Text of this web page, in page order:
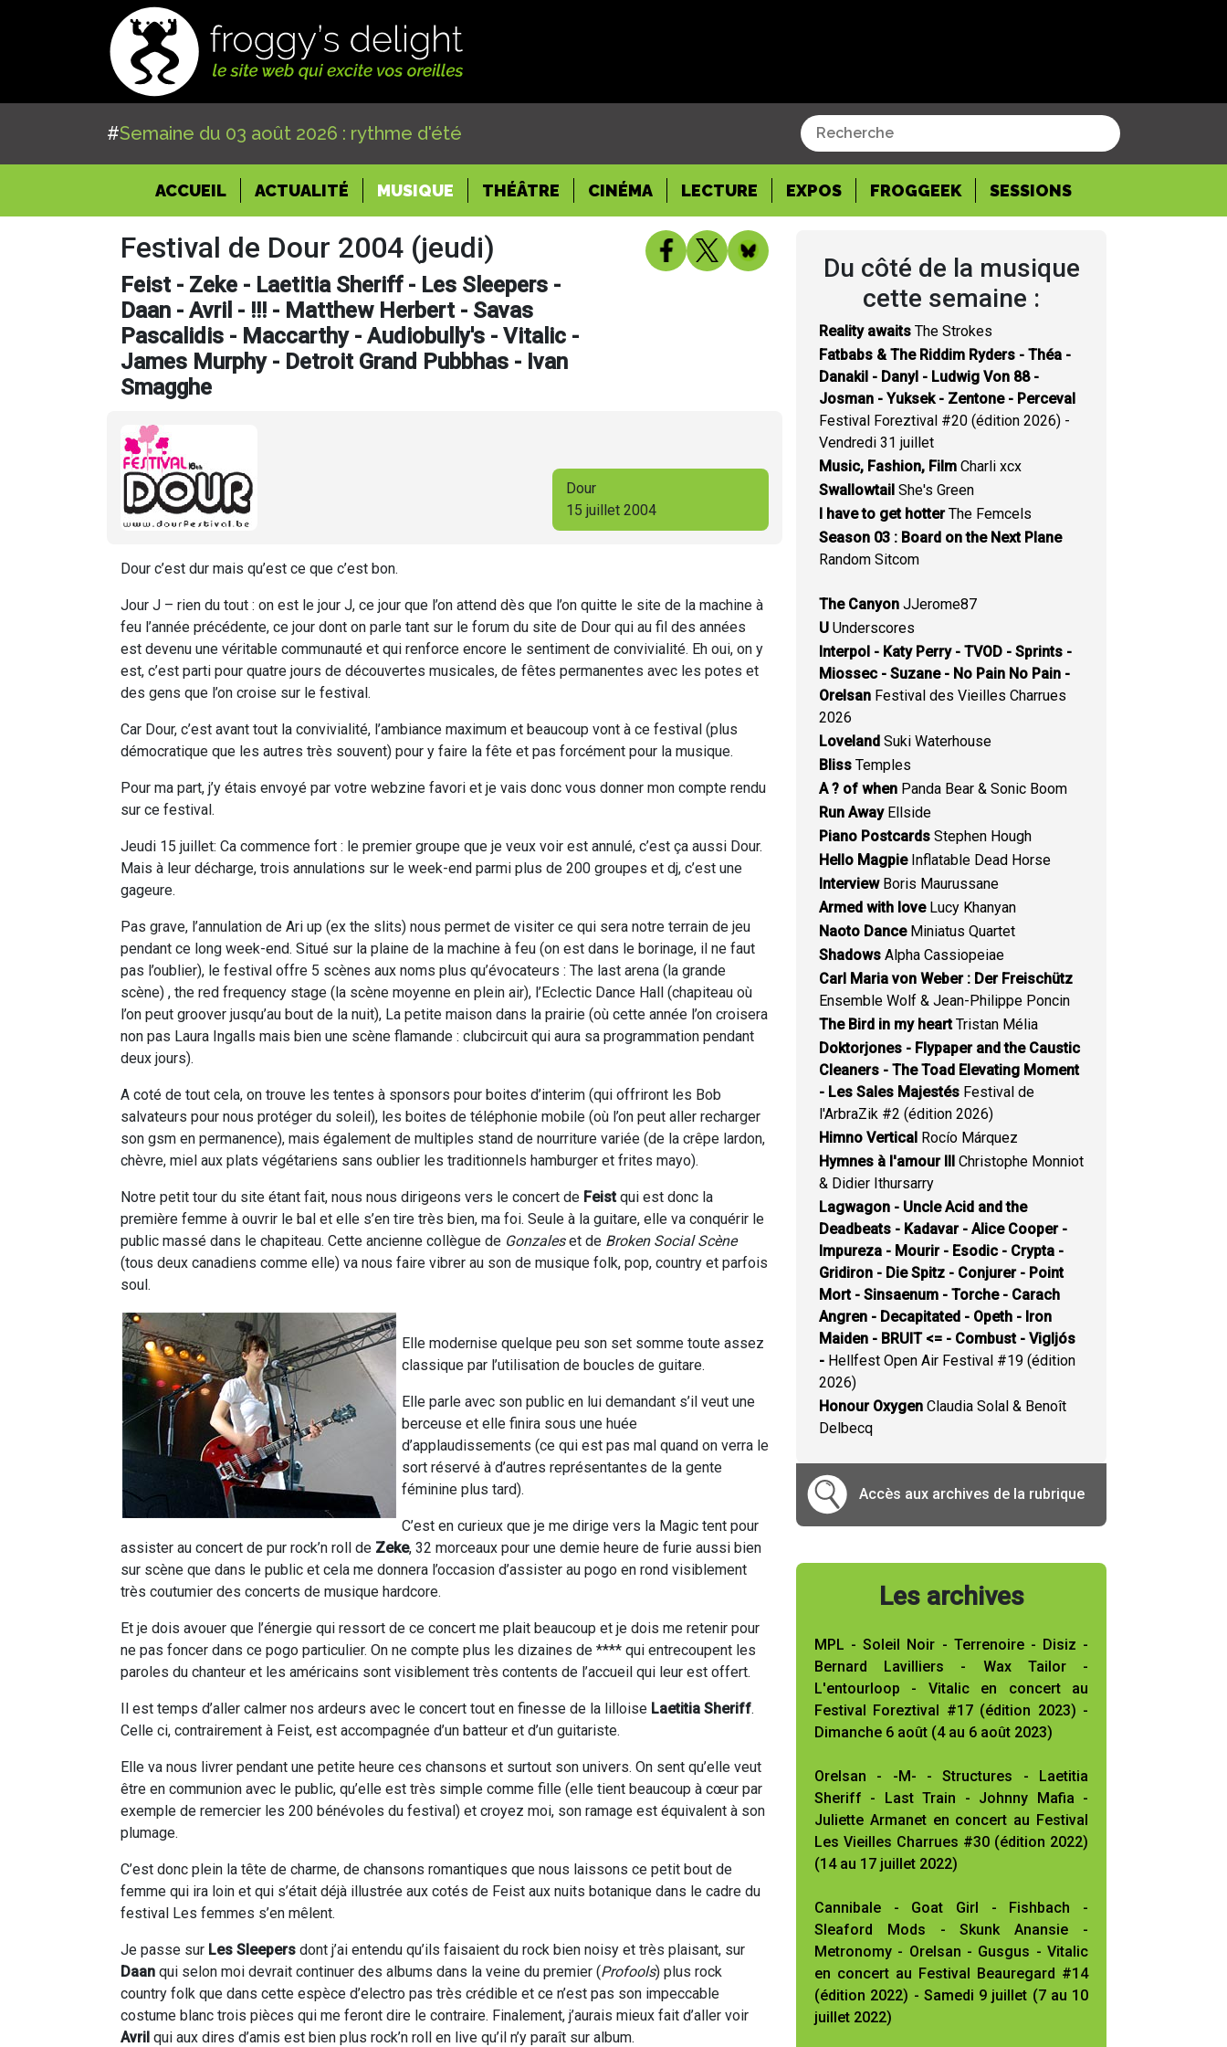
#Semaine du 03 août 2026 : rythme d'été
ACCUEIL(CURRENT)
ACTUALITÉ MUSIQUE THÉÂTRE CINÉMA LECTURE EXPOS FROGGEEK SESSIONS
Festival de Dour 2004 (jeudi)
Feist - Zeke - Laetitia Sheriff - Les Sleepers -
Daan - Avril - !!! - Matthew Herbert - Savas
Pascalidis - Maccarthy - Audiobully's - Vitalic -
James Murphy - Detroit Grand Pubbhas - Ivan
Smagghe
Dour
15 juillet 2004
Dour c’est dur mais qu’est ce que c’est bon.
Jour J – rien du tout : on est le jour J, ce jour que l’on attend dès que l’on quitte le site de la machine à
feu l’année précédente, ce jour dont on parle tant sur le forum du site de Dour qui au fil des années
est devenu une véritable communauté et qui renforce encore le sentiment de convivialité. Eh oui, on y
est, c’est parti pour quatre jours de découvertes musicales, de fêtes permanentes avec les potes et
des gens que l’on croise sur le festival.
Car Dour, c’est avant tout la convivialité, l’ambiance maximum et beaucoup vont à ce festival (plus
démocratique que les autres très souvent) pour y faire la fête et pas forcément pour la musique.
Pour ma part, j’y étais envoyé par votre webzine favori et je vais donc vous donner mon compte rendu
sur ce festival.
Jeudi 15 juillet: Ca commence fort : le premier groupe que je veux voir est annulé, c’est ça aussi Dour.
Mais à leur décharge, trois annulations sur le week-end parmi plus de 200 groupes et dj, c’est une
gageure.
Pas grave, l’annulation de Ari up (ex the slits) nous permet de visiter ce qui sera notre terrain de jeu
pendant ce long week-end. Situé sur la plaine de la machine à feu (on est dans le borinage, il ne faut
pas l’oublier), le festival offre 5 scènes aux noms plus qu’évocateurs : The last arena (la grande
scène) , the red frequency stage (la scène moyenne en plein air), l’Eclectic Dance Hall (chapiteau où
l’on peut groover jusqu’au bout de la nuit), La petite maison dans la prairie (où cette année l’on croisera
non pas Laura Ingalls mais bien une scène flamande : clubcircuit qui aura sa programmation pendant
deux jours).
A coté de tout cela, on trouve les tentes à sponsors pour boites d’interim (qui offriront les Bob
salvateurs pour nous protéger du soleil), les boites de téléphonie mobile (où l’on peut aller recharger
son gsm en permanence), mais également de multiples stand de nourriture variée (de la crêpe lardon,
chèvre, miel aux plats végétariens sans oublier les traditionnels hamburger et frites mayo).
Notre petit tour du site étant fait, nous nous dirigeons vers le concert de Feistqui est donc la
première femme à ouvrir le bal et elle s’en tire très bien, ma foi. Seule à la guitare, elle va conquérir le
public massé dans le chapiteau. Cette ancienne collègue de Gonzaleset de Broken Social Scène
(tous deux canadiens comme elle) va nous faire vibrer au son de musique folk, pop, country et parfois
soul.
Elle modernise quelque peu son set somme toute assez
classique par l’utilisation de boucles de guitare.
Elle parle avec son public en lui demandant s’il veut une
berceuse et elle finira sous une huée
d’applaudissements (ce qui est pas mal quand on verra le
sort réservé à d’autres représentantes de la gente
féminine plus tard).
C’est en curieux que je me dirige vers la Magic tent pour
assister au concert de pur rock’n roll de Zeke, 32 morceaux pour une demie heure de furie aussi bien
sur scène que dans le public et cela me donnera l’occasion d’assister au pogo en rond visiblement
très coutumier des concerts de musique hardcore.
Et je dois avouer que l’énergie qui ressort de ce concert me plait beaucoup et je dois me retenir pour
ne pas foncer dans ce pogo particulier. On ne compte plus les dizaines de **** qui entrecoupent les
paroles du chanteur et les américains sont visiblement très contents de l’accueil qui leur est offert.
Il est temps d’aller calmer nos ardeurs avec le concert tout en finesse de la lilloise Laetitia Sheriff.
Celle ci, contrairement à Feist, est accompagnée d’un batteur et d’un guitariste.
Elle va nous livrer pendant une petite heure ces chansons et surtout son univers. On sent qu’elle veut
être en communion avec le public, qu’elle est très simple comme fille (elle tient beaucoup à cœur par
exemple de remercier les 200 bénévoles du festival) et croyez moi, son ramage est équivalent à son
plumage.
C’est donc plein la tête de charme, de chansons romantiques que nous laissons ce petit bout de
femme qui ira loin et qui s’était déjà illustrée aux cotés de Feist aux nuits botanique dans le cadre du
festival Les femmes s’en mêlent.
Je passe sur Les Sleepers dont j’ai entendu qu’ils faisaient du rock bien noisy et très plaisant, sur
Daan qui selon moi devrait continuer des albums dans la veine du premier (Profools) plus rock
country folk que dans cette espèce d’electro pas très crédible et ce n’est pas son impeccable
costume blanc trois pièces qui me feront dire le contraire. Finalement, j’aurais mieux fait d’aller voir
Avril qui aux dires d’amis est bien plus rock’n roll en live qu’il n’y paraît sur album.
Du côté de la musique
cette semaine :
Reality awaits The Strokes
Fatbabs & The Riddim Ryders - Théa -
Danakil - Danyl - Ludwig Von 88 -
Josman - Yuksek - Zentone - Perceval
Festival Foreztival #20 (édition 2026) -
Vendredi 31 juillet
Music, Fashion, Film Charli xcx
Swallowtail She's Green
I have to get hotterThe Femcels
Season 03 : Board on the Next Plane
Random Sitcom
The Canyon JJerome87
U Underscores
Interpol - Katy Perry - TVOD - Sprints -
Miossec - Suzane - No Pain No Pain -
Orelsan Festival des Vieilles Charrues
2026
Loveland Suki Waterhouse
Bliss Temples
A ? of when Panda Bear & Sonic Boom
Run AwayEllside
Piano Postcards Stephen Hough
Hello MagpieInflatable Dead Horse
InterviewBoris Maurussane
Armed with loveLucy Khanyan
Naoto DanceMiniatus Quartet
Shadows Alpha Cassiopeiae
Carl Maria von Weber : Der Freischütz
Ensemble Wolf & Jean-Philippe Poncin
The Bird in my heartTristan Mélia
Doktorjones - Flypaper and the Caustic
Cleaners - The Toad Elevating Moment
- Les Sales Majestés Festival de
l'ArbraZik #2 (édition 2026)
Himno Vertical Rocío Márquez
Hymnes à l'amour III Christophe Monniot
& Didier Ithursarry
Lagwagon - Uncle Acid and the
Deadbeats - Kadavar - Alice Cooper -
Impureza - Mourir - Esodic - Crypta -
Gridiron - Die Spitz - Conjurer - Point
Mort - Sinsaenum - Torche - Carach
Angren - Decapitated - Opeth - Iron
Maiden - BRUIT <= - Combust - Vigljós
- Hellfest Open Air Festival #19 (édition
2026)
Honour Oxygen Claudia Solal & Benoît
Delbecq
Accès aux archives de la rubrique
Les archives
MPL - Soleil Noir - Terrenoire - Disiz -
Bernard Lavilliers - Wax Tailor -
L'entourloop - Vitalic en concert au
Festival Foreztival #17 (édition 2023) -
Dimanche 6 août (4 au 6 août 2023)
Orelsan - -M- - Structures - Laetitia
Sheriff - Last Train - Johnny Mafia -
Juliette Armanet en concert au Festival
Les Vieilles Charrues #30 (édition 2022)
(14 au 17 juillet 2022)
Cannibale - Goat Girl - Fishbach -
Sleaford Mods - Skunk Anansie -
Metronomy - Orelsan - Gusgus - Vitalic
en concert au Festival Beauregard #14
(édition 2022) - Samedi 9 juillet (7 au 10
juillet 2022)